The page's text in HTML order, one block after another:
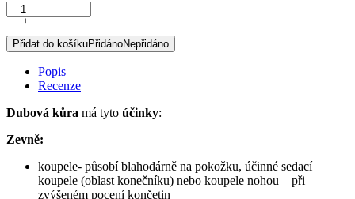
Dubová
kůra,
50
g
množství
+
-
Přidat do košíkuPřidánoNepřidáno
Popis
Recenze
Dubová kůra má tyto účinky:
Zevně:
koupele- působí blahodárně na pokožku, účinné sedací
koupele (oblast konečníku) nebo koupele nohou – při
zvýšeném pocení končetin